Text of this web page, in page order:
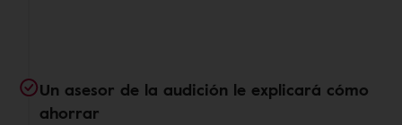
Un asesor de la audición le explicará cómo
ahorrar